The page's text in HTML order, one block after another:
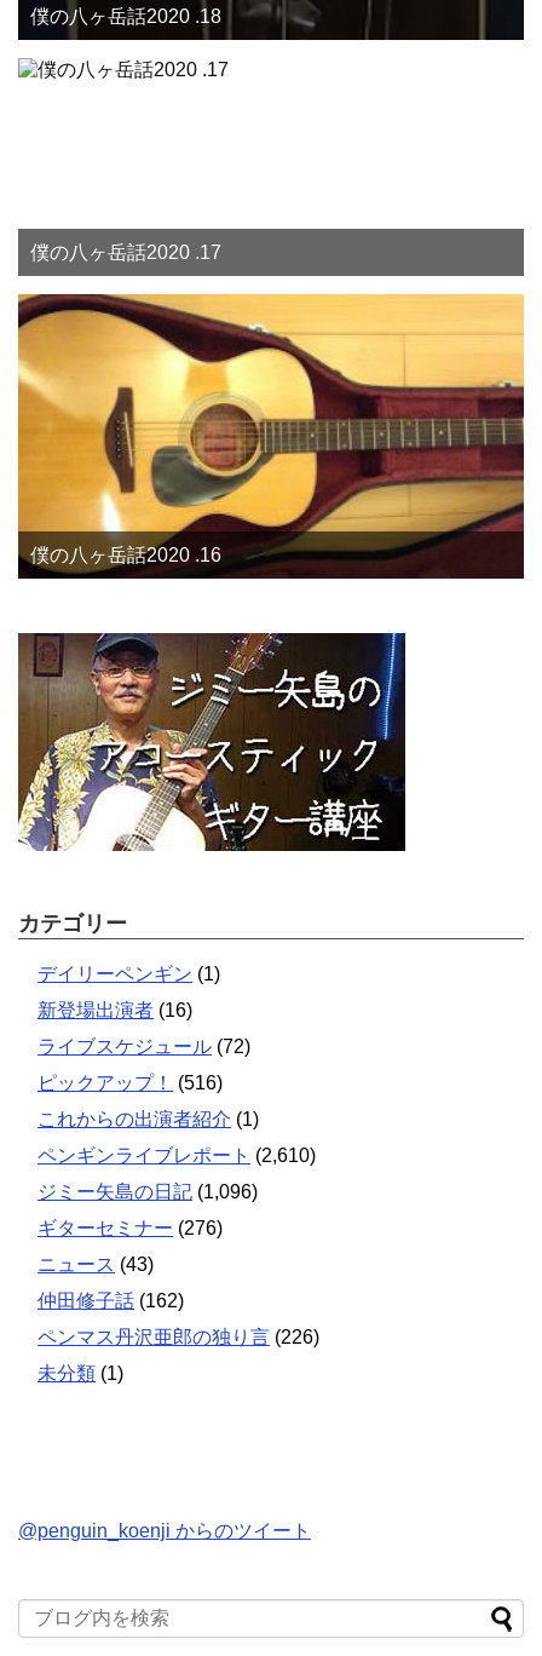
僕の八ヶ岳話2020 .18
僕の八ヶ岳話2020 .17
僕の八ヶ岳話2020 .16
カテゴリー
デイリーペンギン (1)
新登場出演者 (16)
ライブスケジュール (72)
ピックアップ！
(516)
これからの出演者紹介 (1)
ペンギンライブレポート (2,610)
ジミー矢島の日記 (1,096)
ギターセミナー (276)
ニュース (43)
仲田修子話 (162)
ペンマス丹沢亜郎の独り言 (226)
未分類 (1)
@penguin_koenji からのツイート